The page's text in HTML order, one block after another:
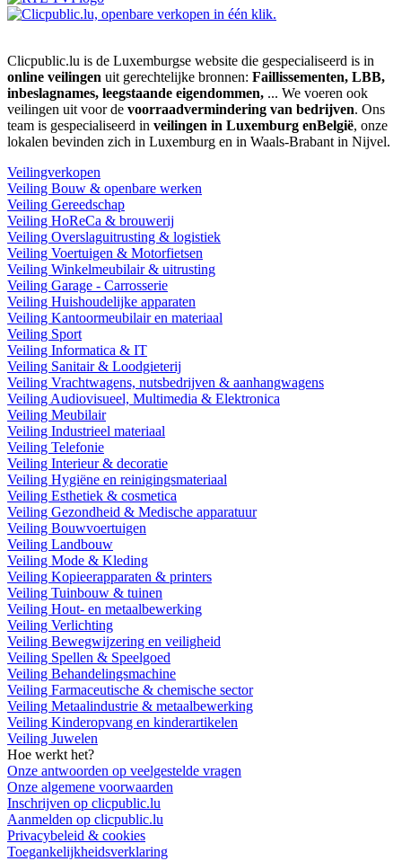
Clicpublic.lu is de Luxemburgse website die gespecialiseerd is in
online veilingen uit gerechtelijke bronnen: Faillissementen, LBB,
inbeslagnames, leegstaande eigendommen, ... We voeren ook
veilingen uit voor de voorraadvermindering van bedrijven. Ons
team is gespecialiseerd in veilingen in Luxemburg enBelgië, onze
lokalen bevinden zich in Luxemburg en in Waals-Brabant in Nijvel.
Veilingverkopen
Veiling Bouw & openbare werken
Veiling Gereedschap
Veiling HoReCa & brouwerij
Veiling Overslaguitrusting & logistiek
Veiling Voertuigen & Motorfietsen
Veiling Winkelmeubilair & uitrusting
Veiling Garage - Carrosserie
Veiling Huishoudelijke apparaten
Veiling Kantoormeubilair en materiaal
Veiling Sport
Veiling Informatica & IT
Veiling Sanitair & Loodgieterij
Veiling Vrachtwagens, nutsbedrijven & aanhangwagens
Veiling Audiovisueel, Multimedia & Elektronica
Veiling Meubilair
Veiling Industrieel materiaal
Veiling Telefonie
Veiling Interieur & decoratie
Veiling Hygiëne en reinigingsmateriaal
Veiling Esthetiek & cosmetica
Veiling Gezondheid & Medische apparatuur
Veiling Bouwvoertuigen
Veiling Landbouw
Veiling Mode & Kleding
Veiling Kopieerapparaten & printers
Veiling Tuinbouw & tuinen
Veiling Hout- en metaalbewerking
Veiling Verlichting
Veiling Bewegwijzering en veiligheid
Veiling Spellen & Speelgoed
Veiling Behandelingsmachine
Veiling Farmaceutische & chemische sector
Veiling Metaalindustrie & metaalbewerking
Veiling Kinderopvang en kinderartikelen
Veiling Juwelen
Hoe werkt het?
Onze antwoorden op veelgestelde vragen
Onze algemene voorwaarden
Inschrijven op clicpublic.lu
Aanmelden op clicpublic.lu
Privacybeleid & cookies
Toegankelijkheidsverklaring